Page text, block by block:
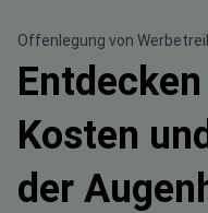
Offenlegung von
Kosten
der